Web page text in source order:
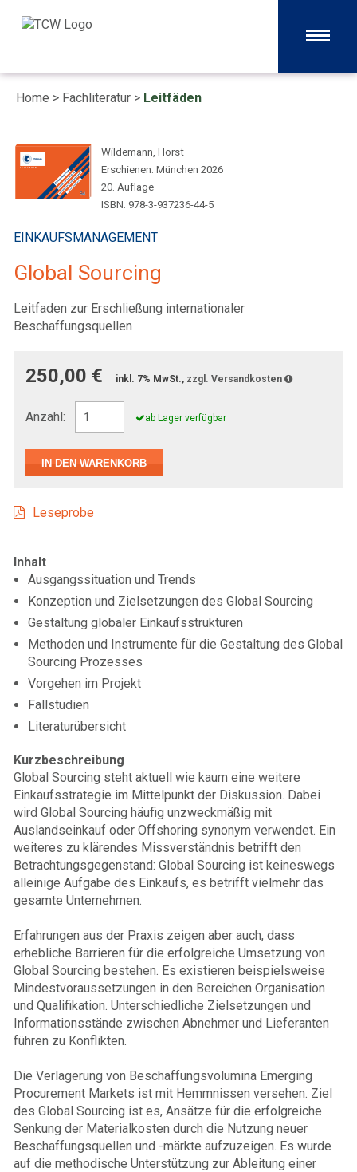
Home > Fachliteratur > Leitfäden
Wildemann, Horst
Erschienen: München 2026
20. Auflage
ISBN: 978-3-937236-44-5
EINKAUFSMANAGEMENT
Global Sourcing
Leitfaden zur Erschließung internationaler
Beschaffungsquellen
250,00 € inkl. 7% MwSt., zzgl. Versandkosten
Anzahl: ab Lager verfügbar
Leseprobe
Inhalt
Ausgangssituation und Trends
Konzeption und Zielsetzungen des Global Sourcing
Gestaltung globaler Einkaufsstrukturen
Methoden und Instrumente für die Gestaltung des Global
Sourcing Prozesses
Vorgehen im Projekt
Fallstudien
Literaturübersicht
Kurzbeschreibung
Global Sourcing steht aktuell wie kaum eine weitere
Einkaufsstrategie im Mittelpunkt der Diskussion. Dabei
wird Global Sourcing häufig unzweckmäßig mit
Auslandseinkauf oder Offshoring synonym verwendet. Ein
weiteres zu klärendes Missverständnis betrifft den
Betrachtungsgegenstand: Global Sourcing ist keineswegs
alleinige Aufgabe des Einkaufs, es betrifft vielmehr das
gesamte Unternehmen.
Erfahrungen aus der Praxis zeigen aber auch, dass
erhebliche Barrieren für die erfolgreiche Umsetzung von
Global Sourcing bestehen. Es existieren beispielsweise
Mindestvoraussetzungen in den Bereichen Organisation
und Qualifikation. Unterschiedliche Zielsetzungen und
Informationsstände zwischen Abnehmer und Lieferanten
führen zu Konflikten.
Die Verlagerung von Beschaffungsvolumina Emerging
Procurement Markets ist mit Hemmnissen versehen. Ziel
des Global Sourcing ist es, Ansätze für die erfolgreiche
Senkung der Materialkosten durch die Nutzung neuer
Beschaffungsquellen und -märkte aufzuzeigen. Es wurde
auf die methodische Unterstützung zur Ableitung einer